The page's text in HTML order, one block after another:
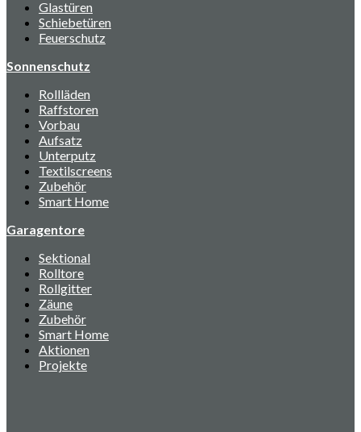
Glastüren
Schiebetüren
Feuerschutz
Sonnenschutz
Rollläden
Raffstoren
Vorbau
Aufsatz
Unterputz
Textilscreens
Zubehör
Smart Home
Garagentore
Sektional
Rolltore
Rollgitter
Zäune
Zubehör
Smart Home
Aktionen
Projekte